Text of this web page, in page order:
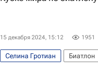
15 декабря 2024, 15:12 1951
Селина Гротиан Биатлон